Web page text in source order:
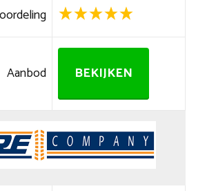
Aanbod BEKIJKEN